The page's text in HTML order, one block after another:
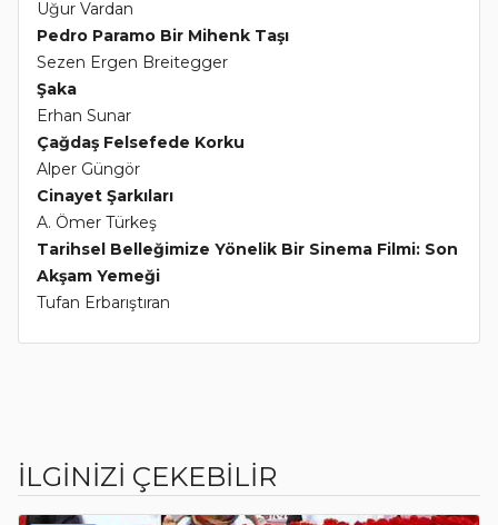
Uğur Vardan
Pedro Paramo Bir Mihenk Taşı
Sezen Ergen Breitegger
Şaka
Erhan Sunar
Çağdaş Felsefede Korku
Alper Güngör
Cinayet Şarkıları
A. Ömer Türkeş
Tarihsel Belleğimize Yönelik Bir Sinema Filmi: Son
Akşam Yemeği
Tufan Erbarıştıran
İLGİNİZİ ÇEKEBİLİR